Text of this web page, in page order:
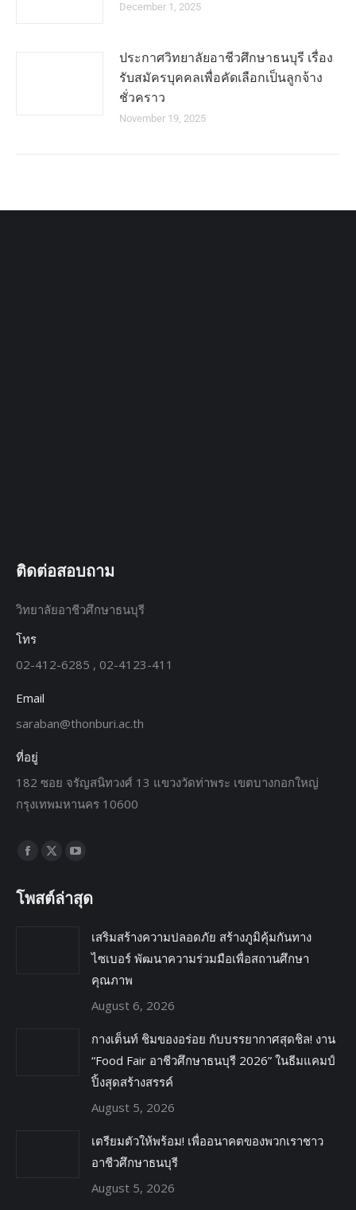
December 1, 2025
ประกาศวิทยาลัยอาชีวศึกษาธนบุรี เรื่อง
รับสมัครบุคคลเพื่อคัดเลือกเป็นลูกจ้าง
ชั่วคราว
November 19, 2025
ติดต่อสอบถาม
วิทยาลัยอาชีวศึกษาธนบุรี
โทร
02-412-6285 , 02-4123-411
Email
saraban@thonburi.ac.th
ที่อยู่
182 ซอย จรัญสนิทวงศ์ 13 แขวงวัดท่าพระ เขตบางกอกใหญ่
กรุงเทพมหานคร 10600
Find us on:
โพสต์ล่าสุด
เสริมสร้างความปลอดภัย สร้างภูมิคุ้มกันทาง
ไซเบอร์ พัฒนาความร่วมมือเพื่อสถานศึกษา
คุณภาพ
August 6, 2026
กางเต็นท์ ชิมของอร่อย กับบรรยากาศสุดชิล! งาน
“Food Fair อาชีวศึกษาธนบุรี 2026” ในธีมแคมป์
ปิ้งสุดสร้างสรรค์
August 5, 2026
เตรียมตัวให้พร้อม! เพื่ออนาคตของพวกเราชาว
อาชีวศึกษาธนบุรี
August 5, 2026